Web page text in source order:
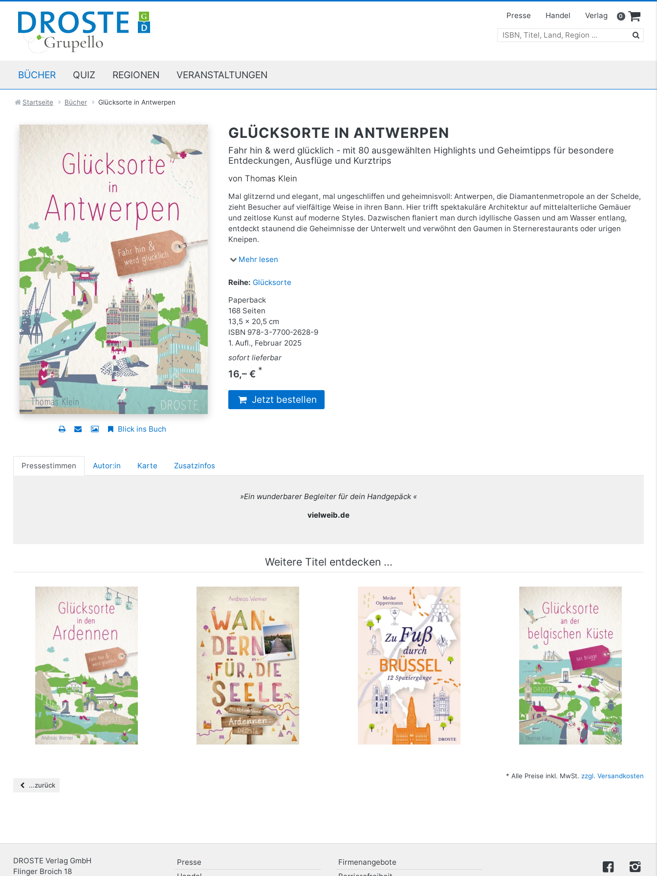
Presse Handel Verlag 0
BÜCHER QUIZ REGIONEN VERANSTALTUNGEN
Startseite Bücher Glücksorte in Antwerpen
Blick ins Buch
GLÜCKSORTE IN ANTWERPEN
Fahr hin & werd glücklich - mit 80 ausgewählten Highlights und Geheimtipps für besondere
Entdeckungen, Ausflüge und Kurztrips
von Thomas Klein
Mal glitzernd und elegant, mal ungeschliffen und geheimnisvoll: Antwerpen, die Diamantenmetropole an der Schelde,
zieht Besucher auf vielfältige Weise in ihren Bann. Hier trifft spektakuläre Architektur auf mittelalterliche Gemäuer
und zeitlose Kunst auf moderne Styles. Dazwischen flaniert man durch idyllische Gassen und am Wasser entlang,
entdeckt staunend die Geheimnisse der Unterwelt und verwöhnt den Gaumen in Sternerestaurants oder urigen
Kneipen.
Mehr lesen
Reihe: Glücksorte
Paperback
168 Seiten
13,5 x 20,5 cm
ISBN 978-3-7700-2628-9
1. Aufl., Februar 2025
sofort lieferbar
16,– € *
Jetzt bestellen
Pressestimmen Autor:in Karte Zusatzinfos
»Ein wunderbarer Begleiter für dein Handgepäck «
vielweib.de
Weitere Titel entdecken ...
Glücksorte in den Ardennen
mehr Infos …
bestellen
Ardennen - Mit Hohem Venn.
Wandern für die Seele
mehr Infos …
bestellen
Zu Fuß durch Brüssel
mehr Infos …
bestellen
Glücksorte an der belgischen
Küste. Mit Brügge
mehr Infos …
bestellen
...zurück
* Alle Preise inkl. MwSt. zzgl. Versandkosten
DROSTE Verlag GmbH
Flinger Broich 18
Presse
Firmenangebote